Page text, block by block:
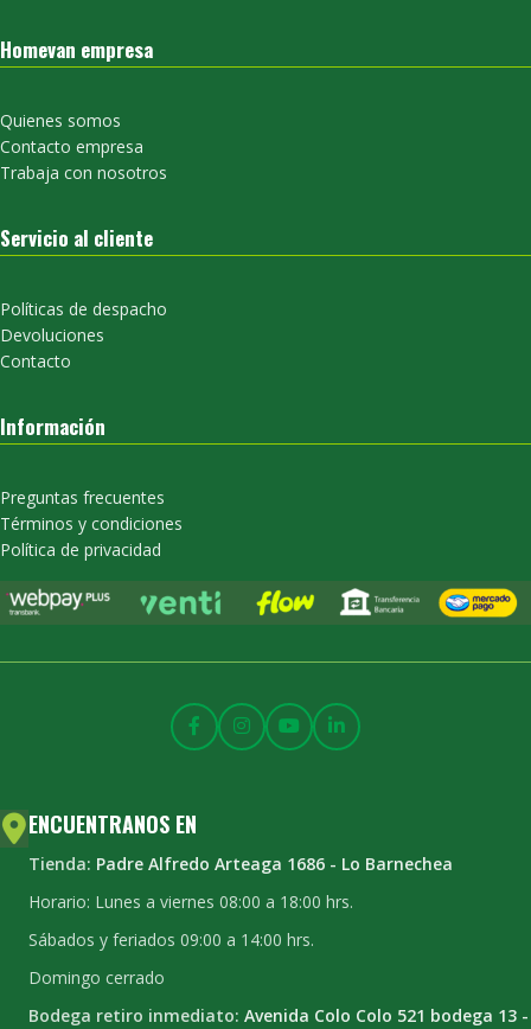
Homevan empresa
Quienes somos
Contacto empresa
Trabaja con nosotros
Servicio al cliente
Políticas de despacho
Devoluciones
Contacto
Información
Preguntas frecuentes
Términos y condiciones
Política de privacidad
ENCUENTRANOS EN
Tienda: Padre Alfredo Arteaga 1686 - Lo Barnechea
Horario: Lunes a viernes 08:00 a 18:00 hrs.
Sábados y feriados 09:00 a 14:00 hrs.
Domingo cerrado
Bodega retiro inmediato: Avenida Colo Colo 521 bodega 13 -